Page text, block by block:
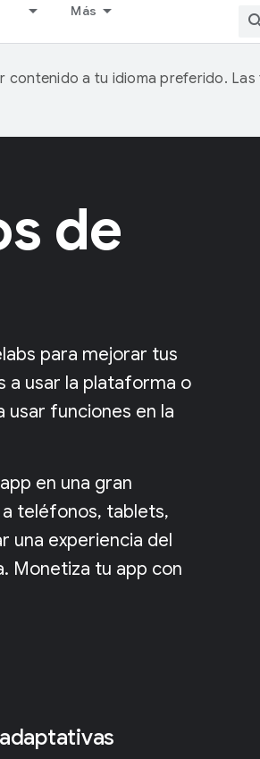
Más
a tu idioma preferido.
de
para mejorar tus
a usar la plataforma o
usar funciones en la
en una gran
teléfonos, tablets,
una experiencia del
Monetiza tu app con